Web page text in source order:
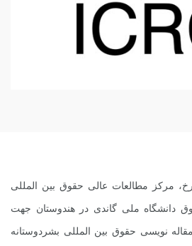
مرکز مطالعات عالی حقوق بین المللی
دانشگاه ملی گاندی در هندوستان جهت
‌نویسی حقوق بین ‌المللی بشردوستانه